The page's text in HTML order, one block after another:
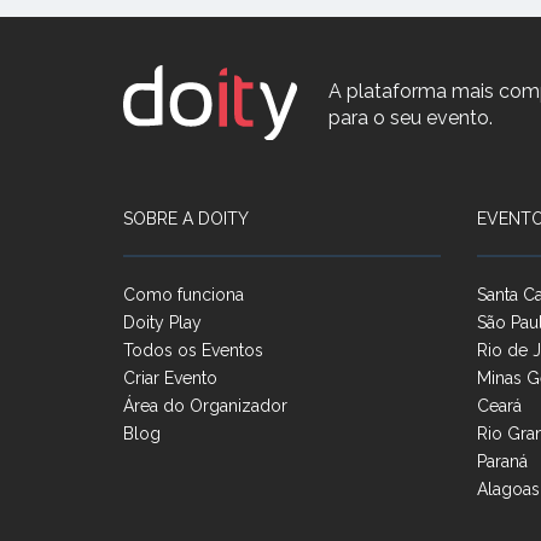
A plataforma mais
para o seu evento.
SOBRE A DOITY
Como funciona
Doity Play
Todos os Eventos
Criar Evento
Área do Organizador
Blog
Santa
São
Rio de
Minas
Ceará
Rio
Paraná
Alagoas